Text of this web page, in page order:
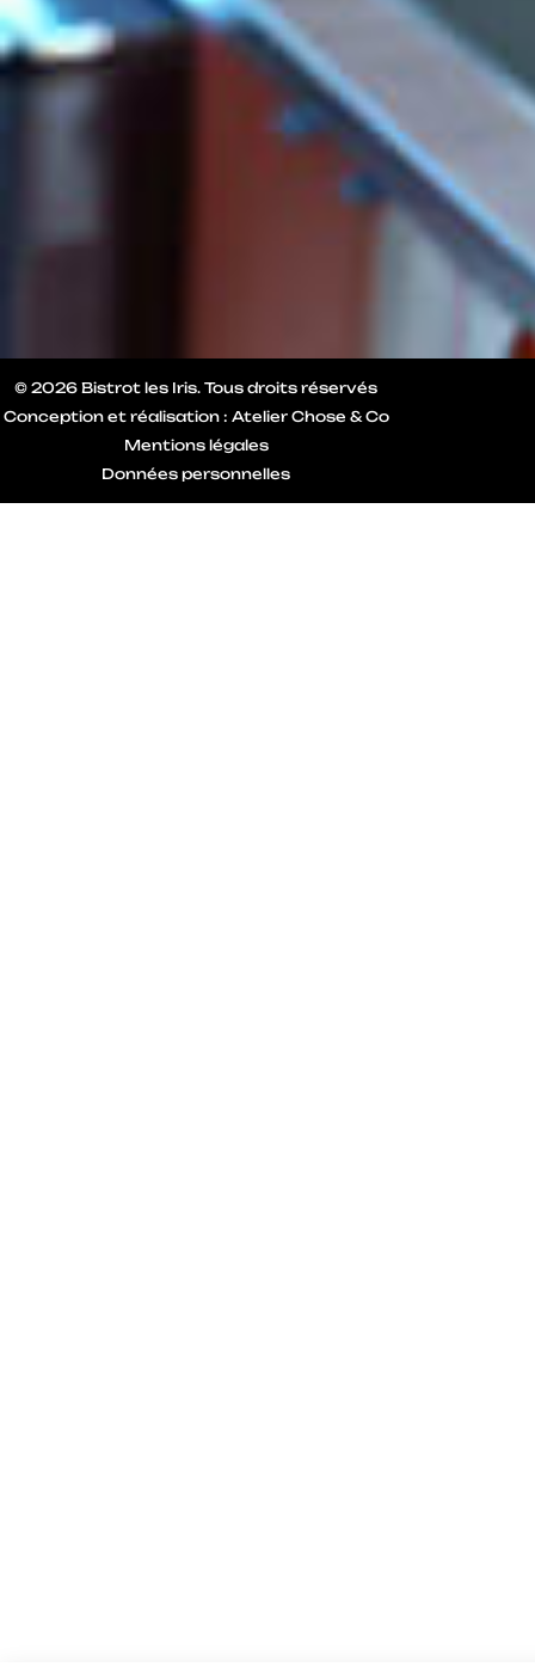
© 2026 Bistrot les Iris. Tous droits réservés
Conception et réalisation : Atelier Chose & Co
Mentions légales
Données personnelles